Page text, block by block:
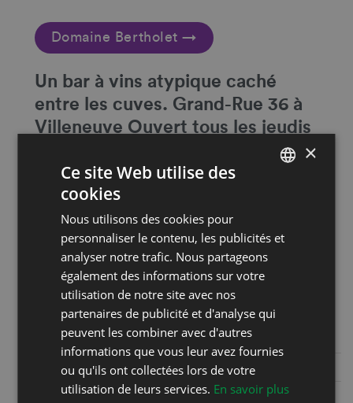
Domaine Bertholet →
Un bar à vins atypique caché
entre les cuves. Grand-Rue 36 à
Villeneuve Ouvert tous les jeudis
et vendredis de 16h30 à 20h et le
samedi de 9h30 à 12h30. Les
autres jours sur appel au 079 587
75 54
Coordonnées
Christophe Bertholet
Grand Rue 36
1844 Villeneuve
Phone +41 21 960 22 48
Mobile +41 79 587 75 54
×
Ce site Web utilise des
cookies
Nous utilisons des cookies pour
personnaliser le contenu, les publicités et
analyser notre trafic. Nous partageons
également des informations sur votre
utilisation de notre site avec nos
partenaires de publicité et d'analyse qui
peuvent les combiner avec d'autres
informations que vous leur avez fournies
ou qu'ils ont collectées lors de votre
utilisation de leurs services. En savoir plus